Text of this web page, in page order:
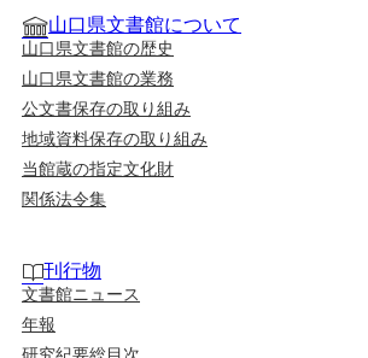
山口県文書館について
山口県文書館の歴史
山口県文書館の業務
公文書保存の取り組み
地域資料保存の取り組み
当館蔵の指定文化財
関係法令集
刊行物
文書館ニュース
年報